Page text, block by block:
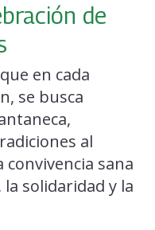
de
en cada
se busca
al
sana
solidaridad y la